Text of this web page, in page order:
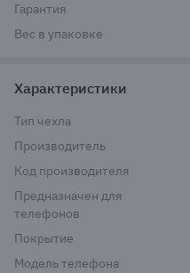
Гарантия
Вес в упаковке
Характеристики
Тип чехла
Производитель
Код производителя
Предназначен для
телефонов
Покрытие
Модель телефона